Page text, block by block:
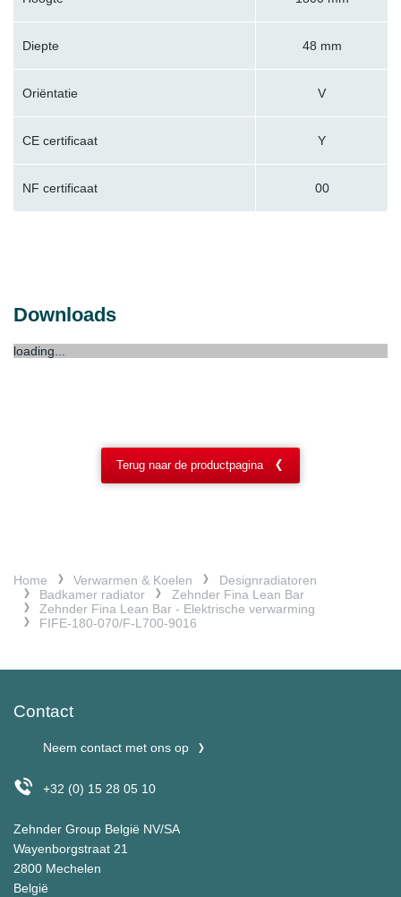
Diepte 48 mm
Oriëntatie V
CE certificaat Y
NF certificaat 00
Downloads
loading...
Terug naar de productpagina
Home Verwarmen & Koelen
Designradiatoren
Badkamer radiator
Zehnder Fina Lean Bar
Zehnder Fina Lean Bar - Elektrische verwarming
FIFE-180-070/F-L700-9016
Contact
Neem contact met ons op
+32 (0) 15 28 05 10
Zehnder Group België NV/SA
Wayenborgstraat 21
2800 Mechelen
België